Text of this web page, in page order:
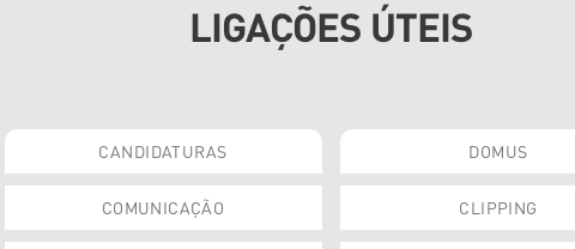
LIGAÇÕES ÚTEIS
CANDIDATURAS DOMUS
COMUNICAÇÃO CLIPPING